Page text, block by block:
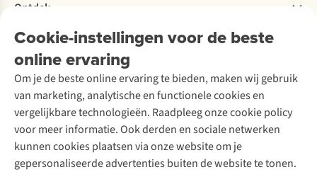
Cookie-instellingen voor de beste
online ervaring
Om je de beste online ervaring te bieden, maken wij gebruik
van marketing, analytische en functionele cookies en
vergelijkbare technologieën. Raadpleeg onze cookie policy
voor meer informatie. Ook derden en sociale netwerken
kunnen cookies plaatsen via onze website om je
gepersonaliseerde advertenties buiten de website te tonen.
Bestelling herroepen
Garantie
Contact
Over Ayacucho
Onze winkels
Over A.S.Adventure
Toegankelijkheidsverklaring
Ski-onderhoud
Wasservice
Schoenonderhoud
Schoenherstelling
Kledingherstelling
Retouches
Voor bedrijven
Ontdek
A.S.Magazine
Podcast
Explore Academy
Explore Camp
Gear Check
Inspiratie & advies
Meld je aan voor de nieuwsbrief
Follow us